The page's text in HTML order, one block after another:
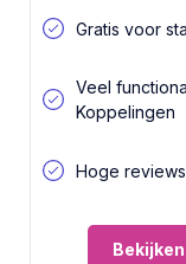
Gratis voor
Veel
Koppelingen
Hoge reviews